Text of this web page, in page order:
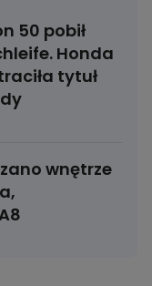
50 pobił
Honda
tytuł
wnętrze